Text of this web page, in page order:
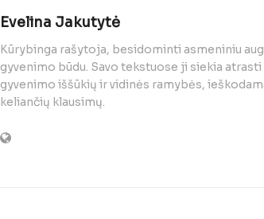
Evelina Jakutytė
Kūrybinga rašytoja, besidominti asmeniniu
gyvenimo būdu. Savo tekstuose ji siekia
gyvenimo iššūkių ir vidinės ramybės,
keliančių klausimų.